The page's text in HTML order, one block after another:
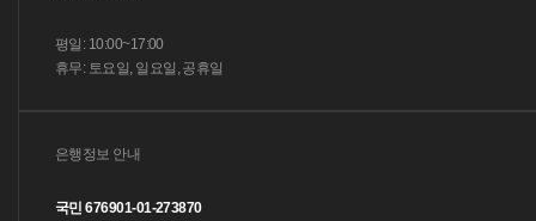
평일: 10:00~17:00
휴무: 토요일, 일요일, 공휴일
은행정보 안내
국민 676901-01-273870